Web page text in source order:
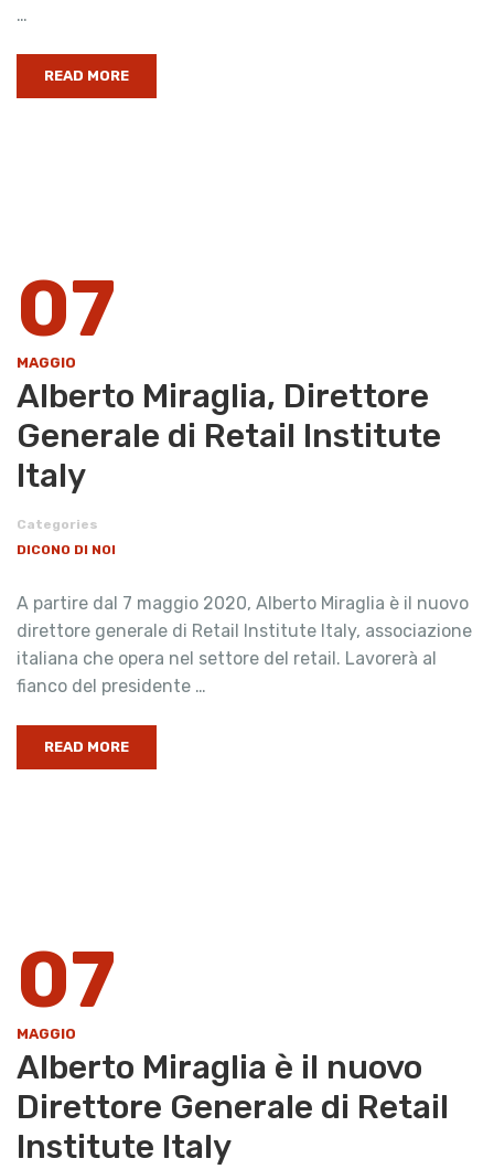
…
READ MORE
07
MAGGIO
Alberto Miraglia, Direttore
Generale di Retail Institute
Italy
Categories
DICONO DI NOI
A partire dal 7 maggio 2020, Alberto Miraglia è il nuovo
direttore generale di Retail Institute Italy, associazione
italiana che opera nel settore del retail. Lavorerà al
fianco del presidente …
READ MORE
07
MAGGIO
Alberto Miraglia è il nuovo
Direttore Generale di Retail
Institute Italy